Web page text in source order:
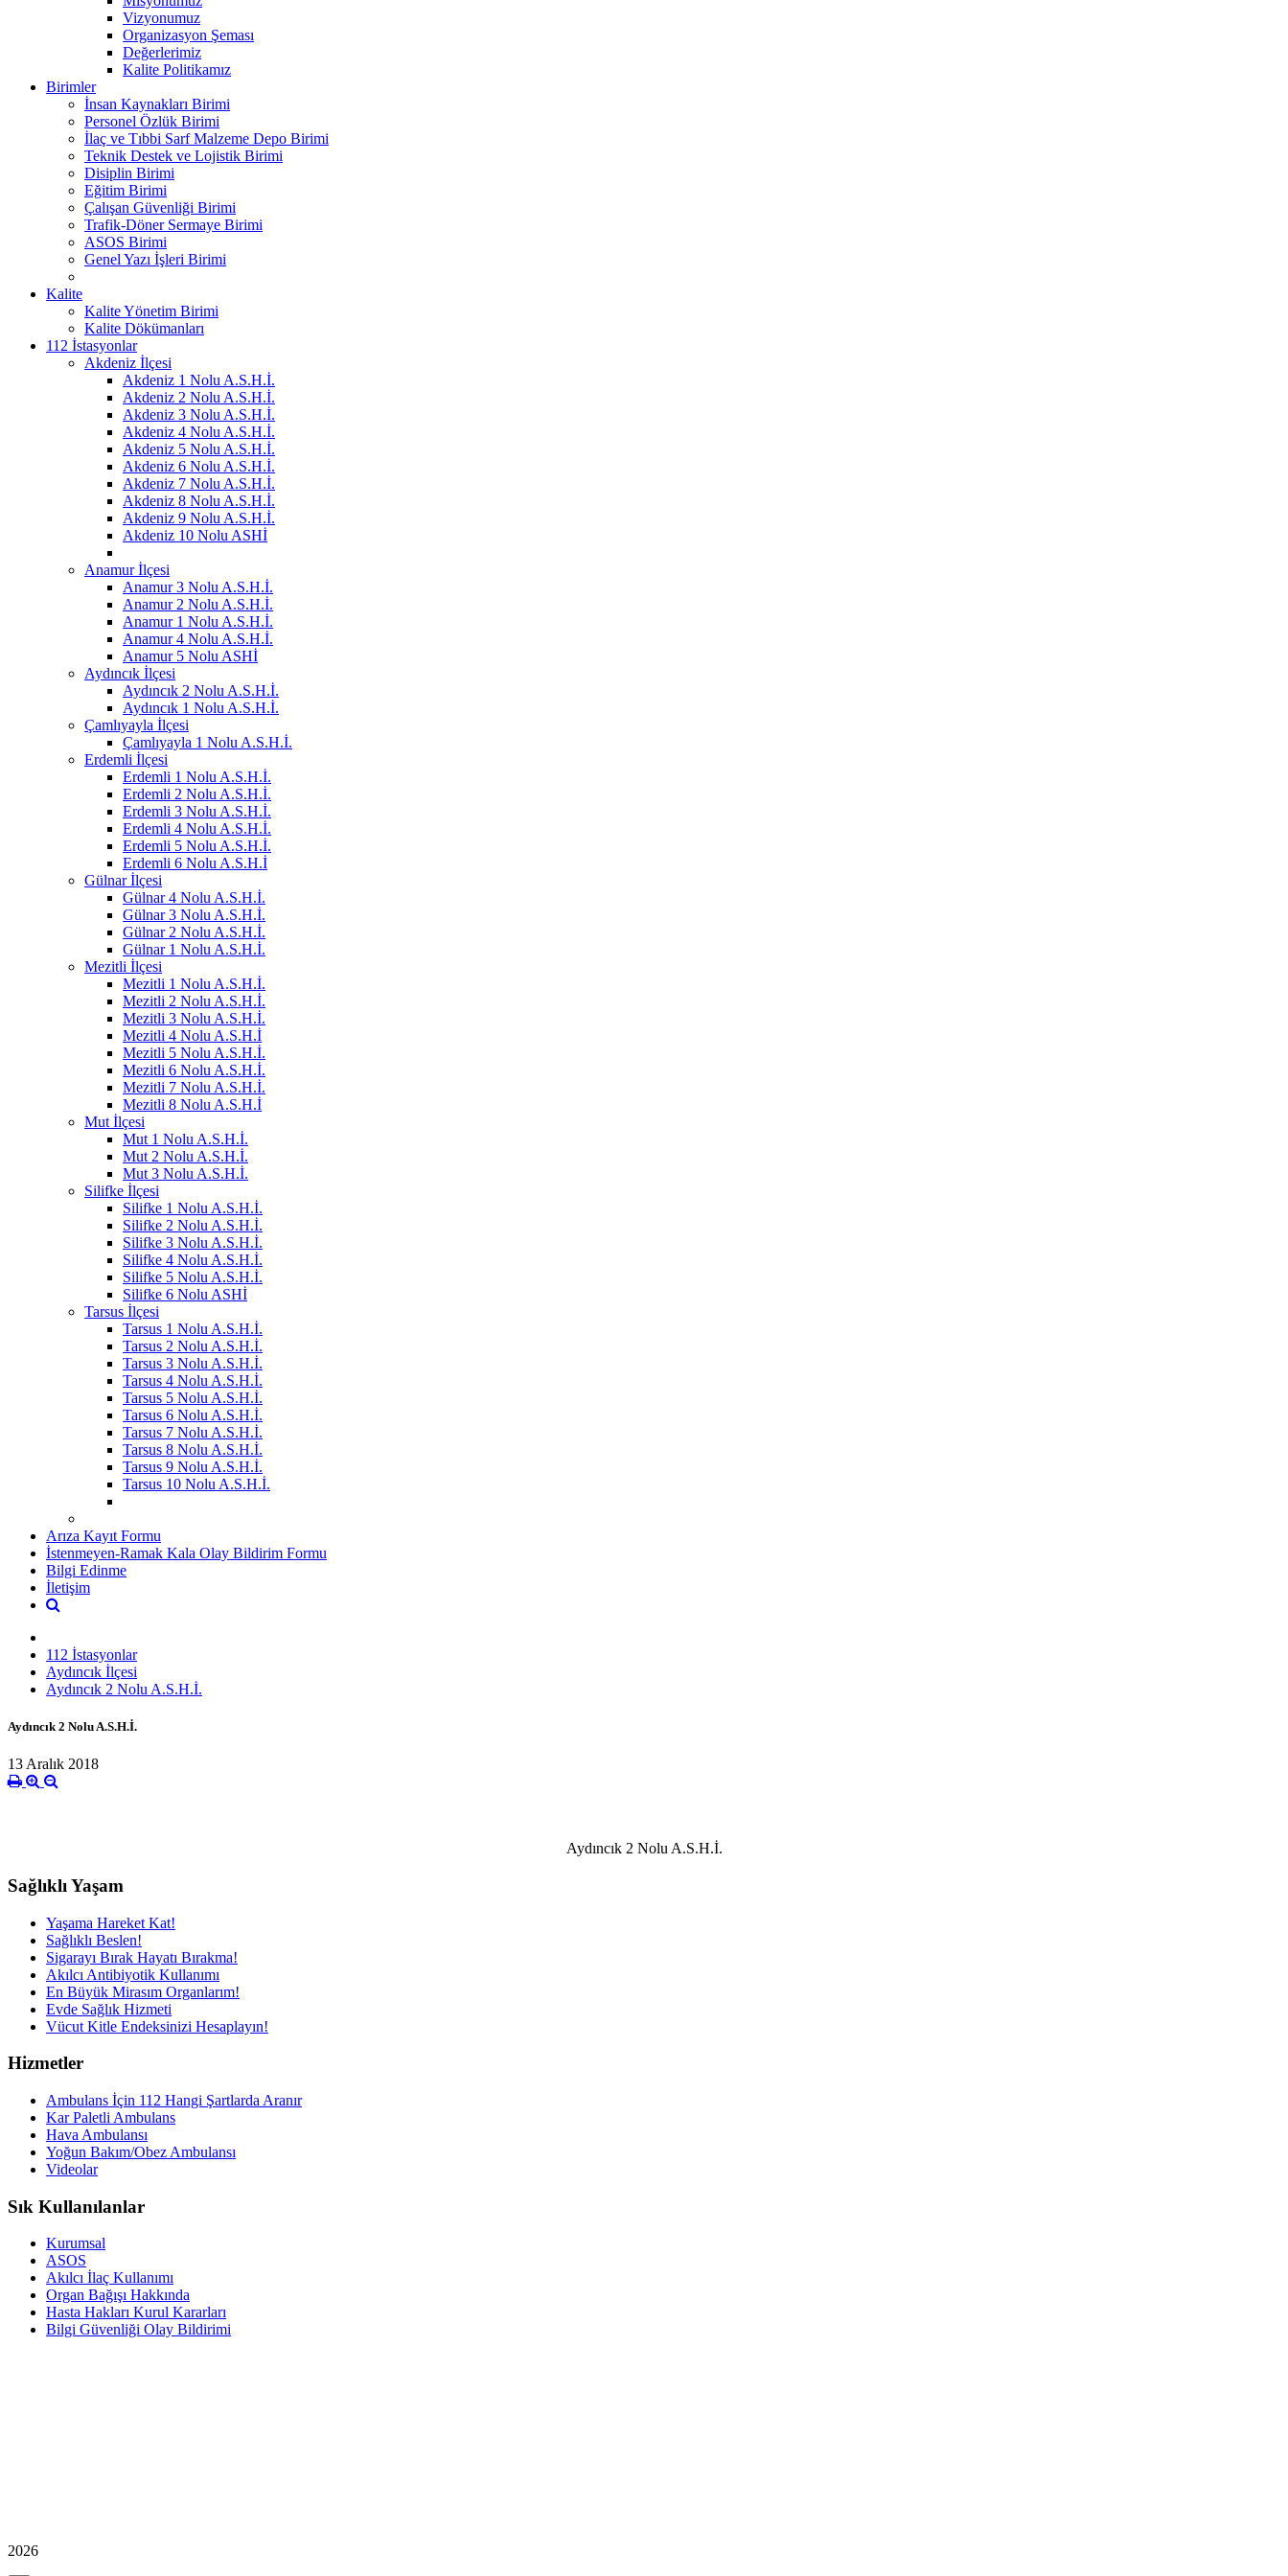
Vizyonumuz
Organizasyon Şeması
Değerlerimiz
Kalite Politikamız
Birimler
İnsan Kaynakları Birimi
Personel Özlük Birimi
İlaç ve Tıbbi Sarf Malzeme Depo Birimi
Teknik Destek ve Lojistik Birimi
Disiplin Birimi
Eğitim Birimi
Çalışan Güvenliği Birimi
Trafik-Döner Sermaye Birimi
ASOS Birimi
Genel Yazı İşleri Birimi
Kalite
Kalite Yönetim Birimi
Kalite Dökümanları
112 İstasyonlar
Akdeniz İlçesi
Akdeniz 1 Nolu A.S.H.İ.
Akdeniz 2 Nolu A.S.H.İ.
Akdeniz 3 Nolu A.S.H.İ.
Akdeniz 4 Nolu A.S.H.İ.
Akdeniz 5 Nolu A.S.H.İ.
Akdeniz 6 Nolu A.S.H.İ.
Akdeniz 7 Nolu A.S.H.İ.
Akdeniz 8 Nolu A.S.H.İ.
Akdeniz 9 Nolu A.S.H.İ.
Akdeniz 10 Nolu ASHİ
Anamur İlçesi
Anamur 3 Nolu A.S.H.İ.
Anamur 2 Nolu A.S.H.İ.
Anamur 1 Nolu A.S.H.İ.
Anamur 4 Nolu A.S.H.İ.
Anamur 5 Nolu ASHİ
Aydıncık İlçesi
Aydıncık 2 Nolu A.S.H.İ.
Aydıncık 1 Nolu A.S.H.İ.
Çamlıyayla İlçesi
Çamlıyayla 1 Nolu A.S.H.İ.
Erdemli İlçesi
Erdemli 1 Nolu A.S.H.İ.
Erdemli 2 Nolu A.S.H.İ.
Erdemli 3 Nolu A.S.H.İ.
Erdemli 4 Nolu A.S.H.İ.
Erdemli 5 Nolu A.S.H.İ.
Erdemli 6 Nolu A.S.H.İ
Gülnar İlçesi
Gülnar 4 Nolu A.S.H.İ.
Gülnar 3 Nolu A.S.H.İ.
Gülnar 2 Nolu A.S.H.İ.
Gülnar 1 Nolu A.S.H.İ.
Mezitli İlçesi
Mezitli 1 Nolu A.S.H.İ.
Mezitli 2 Nolu A.S.H.İ.
Mezitli 3 Nolu A.S.H.İ.
Mezitli 4 Nolu A.S.H.İ
Mezitli 5 Nolu A.S.H.İ.
Mezitli 6 Nolu A.S.H.İ.
Mezitli 7 Nolu A.S.H.İ.
Mezitli 8 Nolu A.S.H.İ
Mut İlçesi
Mut 1 Nolu A.S.H.İ.
Mut 2 Nolu A.S.H.İ.
Mut 3 Nolu A.S.H.İ.
Silifke İlçesi
Silifke 1 Nolu A.S.H.İ.
Silifke 2 Nolu A.S.H.İ.
Silifke 3 Nolu A.S.H.İ.
Silifke 4 Nolu A.S.H.İ.
Silifke 5 Nolu A.S.H.İ.
Silifke 6 Nolu ASHİ
Tarsus İlçesi
Tarsus 1 Nolu A.S.H.İ.
Tarsus 2 Nolu A.S.H.İ.
Tarsus 3 Nolu A.S.H.İ.
Tarsus 4 Nolu A.S.H.İ.
Tarsus 5 Nolu A.S.H.İ.
Tarsus 6 Nolu A.S.H.İ.
Tarsus 7 Nolu A.S.H.İ.
Tarsus 8 Nolu A.S.H.İ.
Tarsus 9 Nolu A.S.H.İ.
Tarsus 10 Nolu A.S.H.İ.
Arıza Kayıt Formu
İstenmeyen-Ramak Kala Olay Bildirim Formu
Bilgi Edinme
İletişim
112 İstasyonlar
Aydıncık İlçesi
Aydıncık 2 Nolu A.S.H.İ.
Aydıncık 2 Nolu A.S.H.İ.
13 Aralık 2018
Aydıncık 2 Nolu A.S.H.İ.
Sağlıklı Yaşam
Yaşama Hareket Kat!
Sağlıklı Beslen!
Sigarayı Bırak Hayatı Bırakma!
Akılcı Antibiyotik Kullanımı
En Büyük Mirasım Organlarım!
Evde Sağlık Hizmeti
Vücut Kitle Endeksinizi Hesaplayın!
Hizmetler
Ambulans İçin 112 Hangi Şartlarda Aranır
Kar Paletli Ambulans
Hava Ambulansı
Yoğun Bakım/Obez Ambulansı
Videolar
Sık Kullanılanlar
Kurumsal
ASOS
Akılcı İlaç Kullanımı
Organ Bağışı Hakkında
Hasta Hakları Kurul Kararları
Bilgi Güvenliği Olay Bildirimi
2026